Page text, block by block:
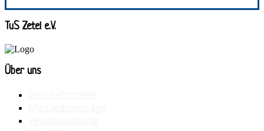
TuS Zetel e.V.
Über uns